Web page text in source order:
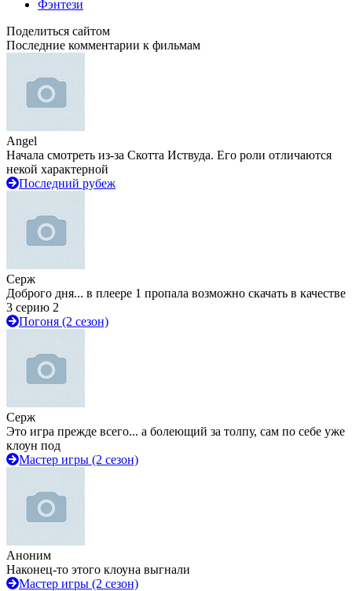
Фэнтези
Поделиться сайтом
Последние комментарии к фильмам
Angel
Начала смотреть из-за Скотта Иствуда. Его роли отличаются
некой характерной
Последний рубеж
Серж
Доброго дня... в плеере 1 пропала возможно скачать в качестве
3 серию 2
Погоня (2 сезон)
Серж
Это игра прежде всего... а болеющий за толпу, сам по себе уже
клоун под
Мастер игры (2 сезон)
Аноним
Наконец-то этого клоуна выгнали
Мастер игры (2 сезон)